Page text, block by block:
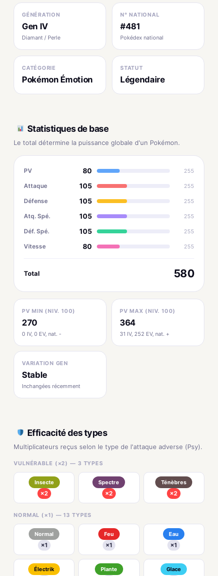
GÉNÉRATION
Gen IV
Diamant / Perle
N° NATIONAL
#481
Pokédex national
CATÉGORIE
Pokémon Émotion
STATUT
Légendaire
Statistiques de base
Le total détermine la puissance globale d'un Pokémon.
PV 80 255
Attaque 105 255
Défense 105 255
Atq. Spé. 105 255
Déf. Spé. 105 255
Vitesse 80 255
Total 580
PV MIN (NIV. 100)
270
0 IV, 0 EV, nat. -
PV MAX (NIV. 100)
364
31 IV, 252 EV, nat. +
VARIATION GEN
Stable
Inchangées récemment
Efficacité des types
Multiplicateurs reçus selon le type de l'attaque adverse (Psy).
VULNÉRABLE (×2) — 3 TYPES
Insecte
×2
Spectre
×2
Ténèbres
×2
NORMAL (×1) — 13 TYPES
Normal
×1
Feu
×1
Eau
×1
Électrik Plante Glace